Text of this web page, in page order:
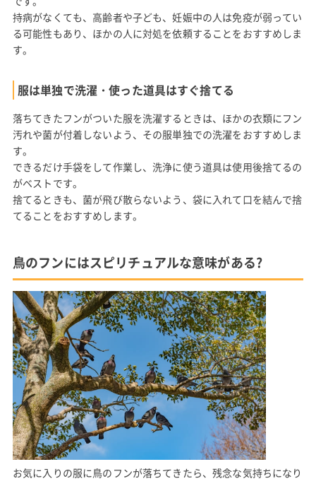
持病がなくても、高齢者や子ども、妊娠中の人は免疫が弱ってい
る可能性もあり、ほかの人に対処を依頼することをおすすめしま
す。
服は単独で洗濯・使った道具はすぐ捨てる
落ちてきたフンがついた服を洗濯するときは、ほかの衣類にフン
汚れや菌が付着しないよう、その服単独での洗濯をおすすめしま
す。
できるだけ手袋をして作業し、洗浄に使う道具は使用後捨てるの
がベストです。
捨てるときも、菌が飛び散らないよう、袋に入れて口を結んで捨
てることをおすすめします。
鳥のフンにはスピリチュアルな意味がある?
お気に入りの服に鳥のフンが落ちてきたら、残念な気持ちになり